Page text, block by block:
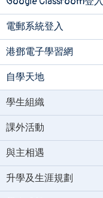
電郵系統登入
港鄧電子學習網
自學天地
學生組織
課外活動
與主相遇
升學及生涯規劃